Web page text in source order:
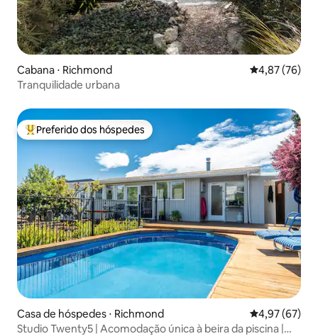
Cabana ⋅ Richmond 4,87 de uma
4,87 (76)
Tranquilidade urbana
Entre os melhores preferidos dos hóspedes
Preferido dos hóspedes
Casa de hóspedes ⋅ Richmond 4,97 de uma
4,97 (67)
Studio Twenty5 | Acomodação única à beira da piscina |